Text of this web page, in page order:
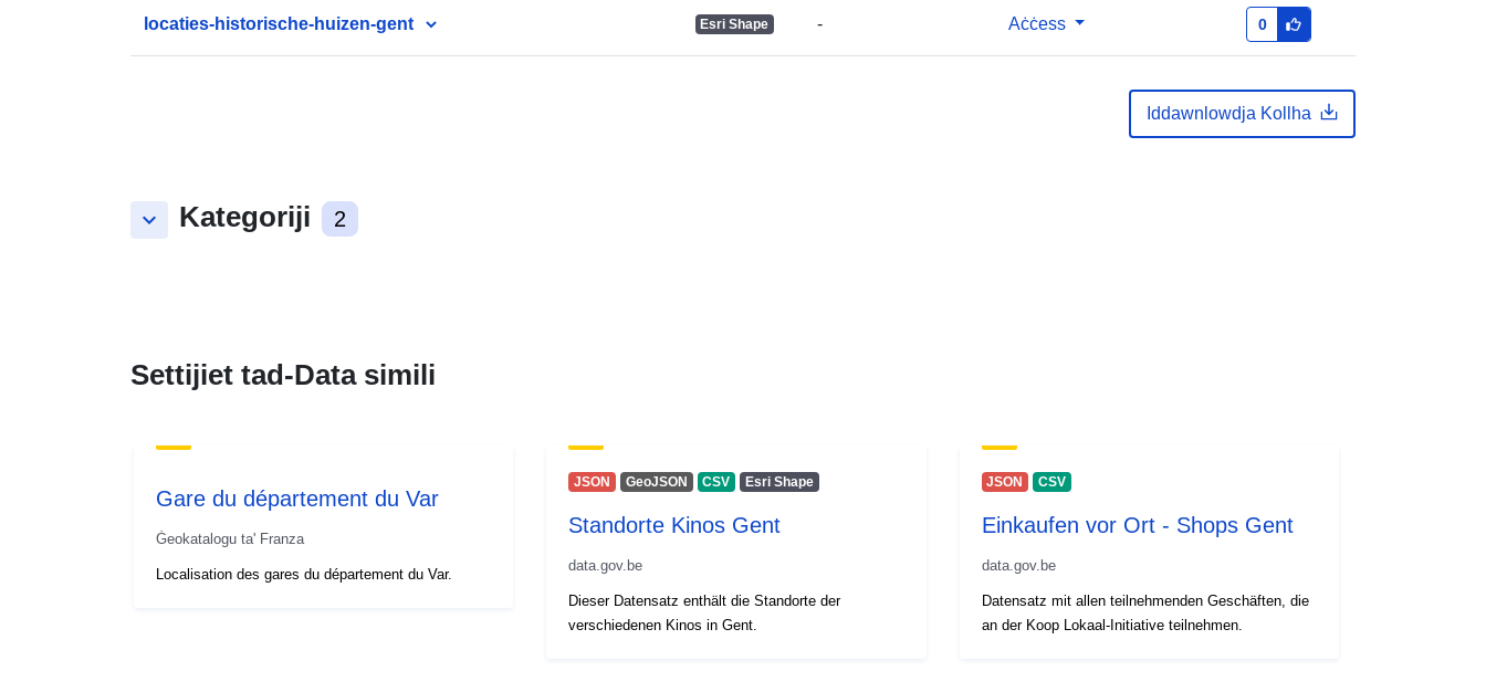
locaties-historische-huizen-gent Esri Shape - Aċċess 0
Iddawnlowdja Kollha
keyboard_arrow_down Kategoriji 2
Settijiet tad-Data simili
Gare du département du Var
Ġeokatalogu ta' Franza
Localisation des gares du département du Var.
JSON GeoJSON CSV Esri Shape
Standorte Kinos Gent
data.gov.be
Dieser Datensatz enthält die Standorte der
verschiedenen Kinos in Gent.
JSON CSV
Einkaufen vor Ort - Shops Gent
data.gov.be
Datensatz mit allen teilnehmenden Geschäften, die
an der Koop Lokaal-Initiative teilnehmen.